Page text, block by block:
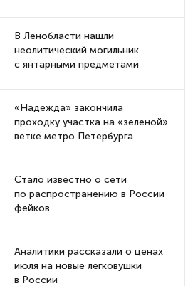
В Ленобласти нашли
неолитический могильник
с янтарными предметами
«Надежда» закончила
проходку участка на «зеленой»
ветке метро Петербурга
Стало известно о сети
по распространению в России
фейков
Аналитики рассказали о ценах
июля на новые легковушки
в России